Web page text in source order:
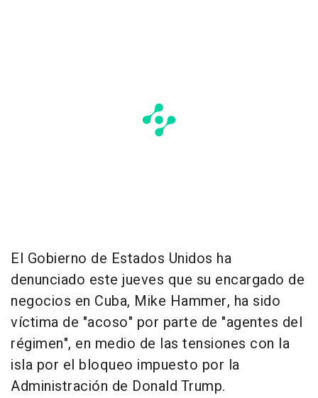
El Gobierno de Estados Unidos ha
denunciado este jueves que su encargado de
negocios en Cuba, Mike Hammer, ha sido
víctima de "acoso" por parte de "agentes del
régimen", en medio de las tensiones con la
isla por el bloqueo impuesto por la
Administración de Donald Trump.